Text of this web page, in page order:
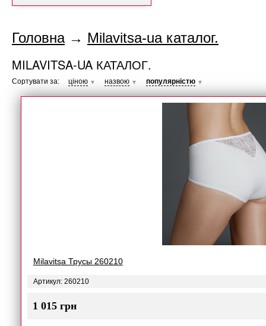
Головна→ Milavitsa-ua каталог.
MILAVITSA-UA КАТАЛОГ.
Сортувати за: ціною ▼ назвою ▼ популярністю ▼
Milavitsa Трусы 260210
Артикул: 260210
1 015 грн